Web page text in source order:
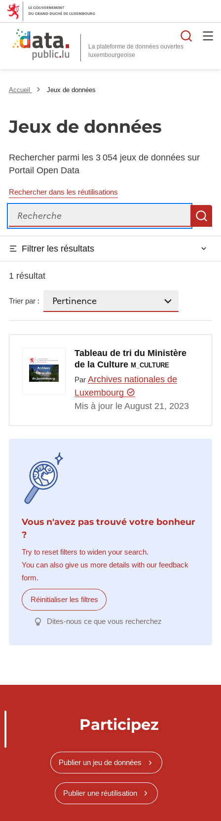
La plateforme de données ouvertes
Accueil Jeux de données
Jeux de données
Rechercher parmi les 3 054 jeux de données sur
Portail Open Data
Rechercher dans les réutilisations
Recherche
Filtrer les résultats
1 résultat
Trier par :
Tableau de tri du Ministère
de la Culture M_CULTURE
Par Archives nationales de
Luxembourg
Mis à jour le August 21, 2023
Vous n'avez pas trouvé votre bonheur
?
Try to reset filters to widen your search.
You can also give us more details with our feedback
form.
Réinitialiser les filtres
Dites-nous ce que vous recherchez
Participez
Publier un jeu de données
Publier une réutilisation